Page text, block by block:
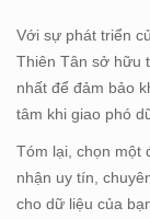
Với sự phát triển
Thiên Tân sở hữu
nhất để đảm bảo
tâm khi giao phó
Tóm lại, chọn một
nhận uy tín,
cho dữ liệu của